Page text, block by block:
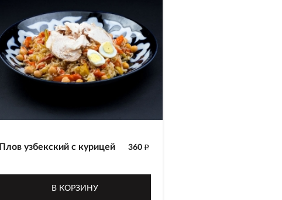
360 p
Плов узбекский с курицей
лазер, мякоти курицы, красной и
В КОРЗИНУ